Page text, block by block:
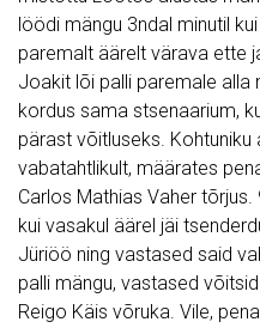
löödi mängu 3ndal minutil
paremalt äärelt värava ette
Joakit lõi palli paremale alla
kordus sama stsenaarium,
pärast võitluseks.
vabatahtlikult, määrates
Carlos Mathias Vaher tõrjus.
kui vasakul äärel jäi
Jüriöö ning vastased said
palli mängu, vastased
Reigo Käis võruka. Vile,